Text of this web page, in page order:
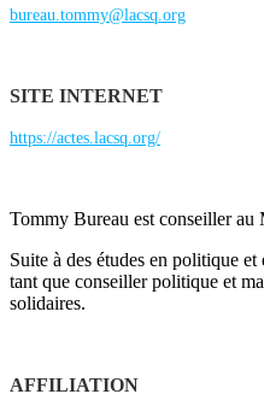
bureau.tommy@lacsq.org
SITE INTERNET
https://actes.lacsq.org/
Tommy Bureau est conseiller au
Suite à des études en politique
tant que conseiller politique et
solidaires.
AFFILIATION